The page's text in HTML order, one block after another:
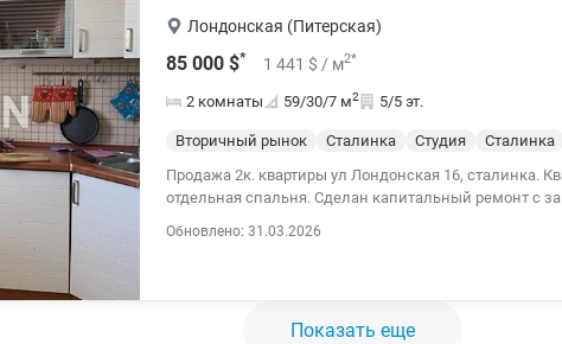
Лондонская (Питерская)
85 000 $* 1 441 $ / м2*
2 комнаты 59/30/7 м2 5/5 эт.
Вторичный рынок Сталинка Студия Сталинка
Продажа 2к. квартиры ул Лондонская 16, сталинка.
отдельная спальня. Сделан капитальный ремонт с заменой
Обновлено: 31.03.2026
Показать еще